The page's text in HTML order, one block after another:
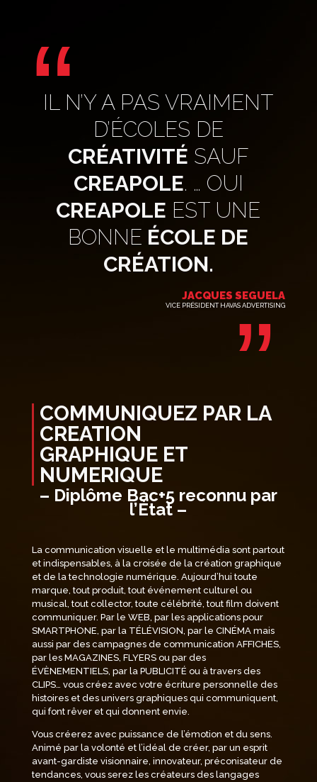
“
IL N’Y A PAS VRAIMENT
D’ÉCOLES DE
CRÉATIVITÉ SAUF
CREAPOLE. … OUI
CREAPOLE EST UNE
BONNE ÉCOLE DE
CRÉATION.
JACQUES SEGUELA
VICE PRÉSIDENT HAVAS ADVERTISING
”
COMMUNIQUEZ PAR LA
CREATION
GRAPHIQUE ET
NUMERIQUE
– Diplôme Bac+5 reconnu par
l’État –
La communication visuelle et le multimédia sont partout
et indispensables, à la croisée de la création graphique
et de la technologie numérique. Aujourd’hui toute
marque, tout produit, tout événement culturel ou
musical, tout collector, toute célébrité, tout film doivent
communiquer. Par le WEB, par les applications pour
SMARTPHONE, par la TÉLÉVISION, par le CINÉMA mais
aussi par des campagnes de communication AFFICHES,
par les MAGAZINES, FLYERS ou par des
ÉVÈNEMENTIELS, par la PUBLICITÉ ou à travers des
CLIPS… vous créez avec votre écriture personnelle des
histoires et des univers graphiques qui communiquent,
qui font rêver et qui donnent envie.
Vous créerez avec puissance de l’émotion et du sens.
Animé par la volonté et l’idéal de créer, par un esprit
avant-gardiste visionnaire, innovateur, préconisateur de
tendances, vous serez les créateurs des langages